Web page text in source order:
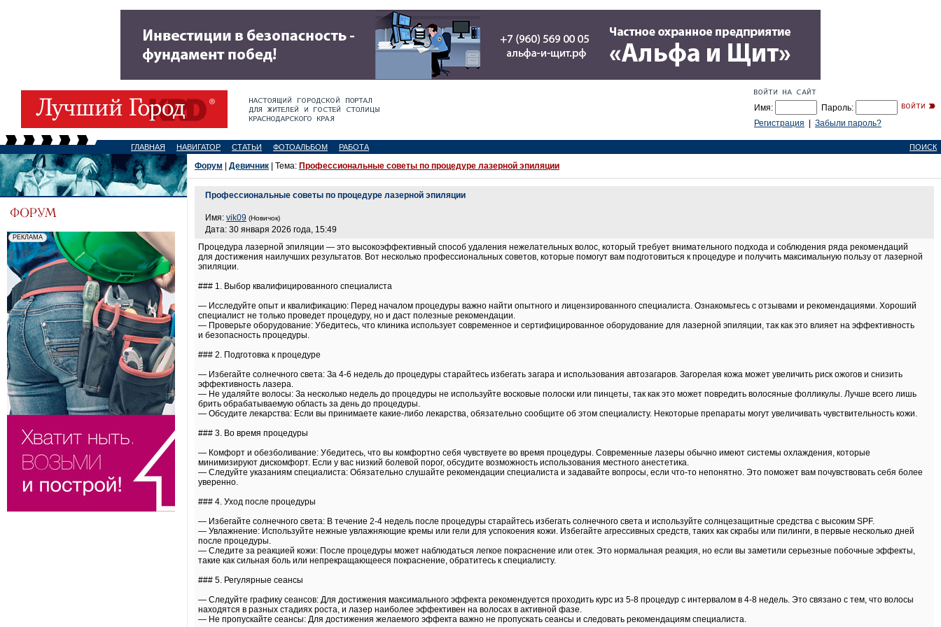
Имя:
Пароль:
Регистрация
Забыли пароль?
ГЛАВНАЯ НАВИГАТОР СТАТЬИ ФОТОАЛЬБОМ РАБОТА ПОИСК
Форум Девичник | Тема: Профессиональные советы по процедуре лазерной эпиляции
Профессиональные советы по процедуре лазерной эпиляции
Имя: vik09 (Новичок)
Дата: 30 января 2026 года, 15:49
Процедура лазерной эпиляции — это высокоэффективный способ удаления нежелательных волос, который требует внимательного подхода и соблюдения ряда рекомендаций
для достижения наилучших результатов. Вот несколько профессиональных советов, которые помогут вам подготовиться к процедуре и получить максимальную пользу от лазерной
эпиляции.
### 1. Выбор квалифицированного специалиста
— Исследуйте опыт и квалификацию: Перед началом процедуры важно найти опытного и лицензированного специалиста. Ознакомьтесь с отзывами и рекомендациями. Хороший
специалист не только проведет процедуру, но и даст полезные рекомендации.
— Проверьте оборудование: Убедитесь, что клиника использует современное и сертифицированное оборудование для лазерной эпиляции, так как это влияет на эффективность
и безопасность процедуры.
### 2. Подготовка к процедуре
— Избегайте солнечного света: За 4-6 недель до процедуры старайтесь избегать загара и использования автозагаров. Загорелая кожа может увеличить риск ожогов и снизить
эффективность лазера.
— Не удаляйте волосы: За несколько недель до процедуры не используйте восковые полоски или пинцеты, так как это может повредить волосяные фолликулы. Лучше всего лишь
брить обрабатываемую область за день до процедуры.
— Обсудите лекарства: Если вы принимаете какие-либо лекарства, обязательно сообщите об этом специалисту. Некоторые препараты могут увеличивать чувствительность кожи.
### 3. Во время процедуры
— Комфорт и обезболивание: Убедитесь, что вы комфортно себя чувствуете во время процедуры. Современные лазеры обычно имеют системы охлаждения, которые
минимизируют дискомфорт. Если у вас низкий болевой порог, обсудите возможность использования местного анестетика.
— Следуйте указаниям специалиста: Обязательно слушайте рекомендации специалиста и задавайте вопросы, если что-то непонятно. Это поможет вам почувствовать себя более
уверенно.
### 4. Уход после процедуры
— Избегайте солнечного света: В течение 2-4 недель после процедуры старайтесь избегать солнечного света и используйте солнцезащитные средства с высоким SPF.
— Увлажнение: Используйте нежные увлажняющие кремы или гели для успокоения кожи. Избегайте агрессивных средств, таких как скрабы или пилинги, в первые несколько дней
после процедуры.
— Следите за реакцией кожи: После процедуры может наблюдаться легкое покраснение или отек. Это нормальная реакция, но если вы заметили серьезные побочные эффекты,
такие как сильная боль или непрекращающееся покраснение, обратитесь к специалисту.
### 5. Регулярные сеансы
— Следуйте графику сеансов: Для достижения максимального эффекта рекомендуется проходить курс из 5-8 процедур с интервалом в 4-8 недель. Это связано с тем, что волосы
находятся в разных стадиях роста, и лазер наиболее эффективен на волосах в активной фазе.
— Не пропускайте сеансы: Для достижения желаемого эффекта важно не пропускать сеансы и следовать рекомендациям специалиста.